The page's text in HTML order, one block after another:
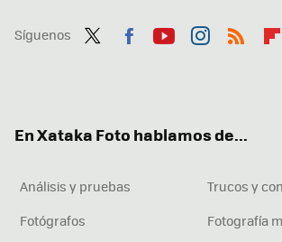
Síguenos
En Xataka Foto hablamos de...
Análisis y pruebas
Trucos y
Fotógrafos
Fotografía